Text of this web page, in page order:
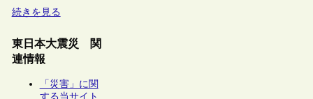
続きを見る
東日本大震災 関
連情報
「災害」に関
する当サイト